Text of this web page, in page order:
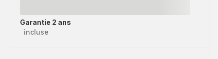
Garantie 2 ans
incluse